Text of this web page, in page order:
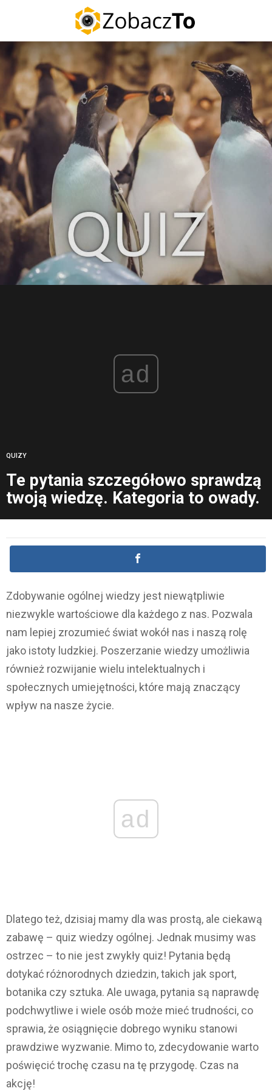
ad
QUIZY
Te pytania szczegółowo sprawdzą
twoją wiedzę. Kategoria to owady.
Zdobywanie ogólnej wiedzy jest niewątpliwie
niezwykle wartościowe dla każdego z nas. Pozwala
nam lepiej zrozumieć świat wokół nas i naszą rolę
jako istoty ludzkiej. Poszerzanie wiedzy umożliwia
również rozwijanie wielu intelektualnych i
społecznych umiejętności, które mają znaczący
wpływ na nasze życie.
ad
Dlatego też, dzisiaj mamy dla was prostą, ale ciekawą
zabawę – quiz wiedzy ogólnej. Jednak musimy was
ostrzec – to nie jest zwykły quiz! Pytania będą
dotykać różnorodnych dziedzin, takich jak sport,
botanika czy sztuka. Ale uwaga, pytania są naprawdę
podchwytliwe i wiele osób może mieć trudności, co
sprawia, że osiągnięcie dobrego wyniku stanowi
prawdziwe wyzwanie. Mimo to, zdecydowanie warto
poświęcić trochę czasu na tę przygodę. Czas na
akcję!